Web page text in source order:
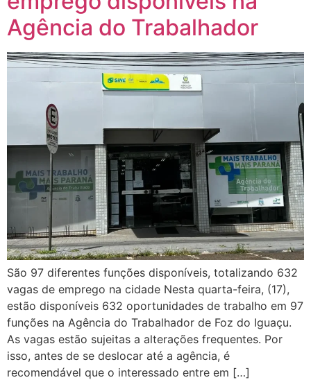
Agência do Trabalhador
São 97 diferentes funções disponíveis, totalizando 632
vagas de emprego na cidade Nesta quarta-feira, (17),
estão disponíveis 632 oportunidades de trabalho em 97
funções na Agência do Trabalhador de Foz do Iguaçu.
As vagas estão sujeitas a alterações frequentes. Por
isso, antes de se deslocar até a agência, é
recomendável que o interessado entre em […]